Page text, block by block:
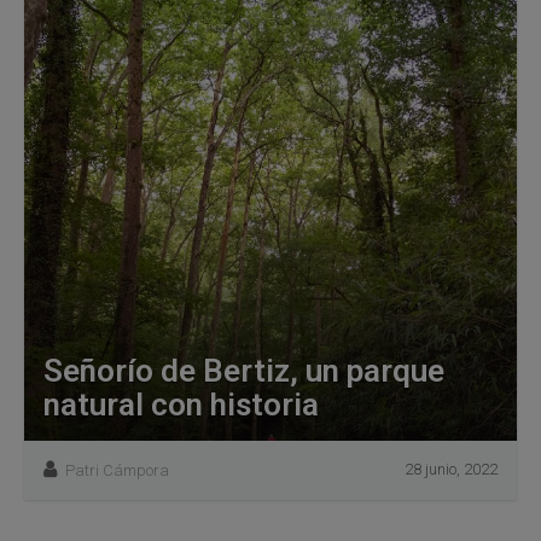
Señorío de Bertiz, un parque
natural con historia
Patri Cámpora 28 junio, 2022